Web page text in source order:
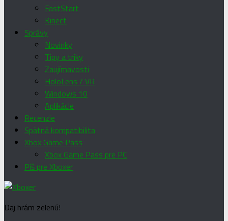
FastStart
Kinect
Správy
Novinky
Tipy a triky
Zaujímavosti
HoloLens / VR
Windows 10
Aplikácie
Recenzie
Spätná kompatibilita
Xbox Game Pass
Xbox Game Pass pre PC
Píš pre Xboxer
Daj hrám zelenú!